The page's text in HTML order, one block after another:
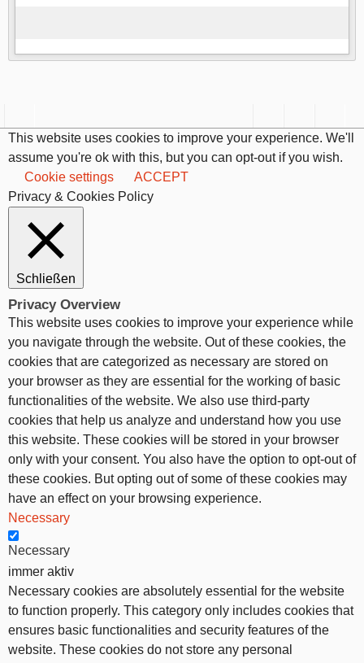
This website uses cookies to improve your experience. We'll
assume you're ok with this, but you can opt-out if you wish.
Cookie settings
ACCEPT
Privacy & Cookies Policy
Schließen
Privacy Overview
This website uses cookies to improve your experience while
you navigate through the website. Out of these cookies, the
cookies that are categorized as necessary are stored on
your browser as they are essential for the working of basic
functionalities of the website. We also use third-party
cookies that help us analyze and understand how you use
this website. These cookies will be stored in your browser
only with your consent. You also have the option to opt-out of
these cookies. But opting out of some of these cookies may
have an effect on your browsing experience.
Necessary
Necessary
immer aktiv
Necessary cookies are absolutely essential for the website
to function properly. This category only includes cookies that
ensures basic functionalities and security features of the
website. These cookies do not store any personal